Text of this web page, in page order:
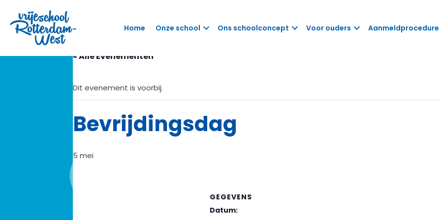
Home Onze school Ons schoolconcept Voor ouders Aanmeldprocedure
« Alle Evenementen
Dit evenement is voorbij.
Bevrijdingsdag
5 mei
GEGEVENS
Datum: